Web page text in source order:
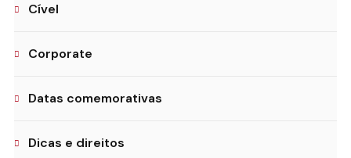
Cível
Corporate
Datas comemorativas
Dicas e direitos